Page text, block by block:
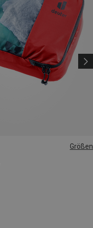
Größen